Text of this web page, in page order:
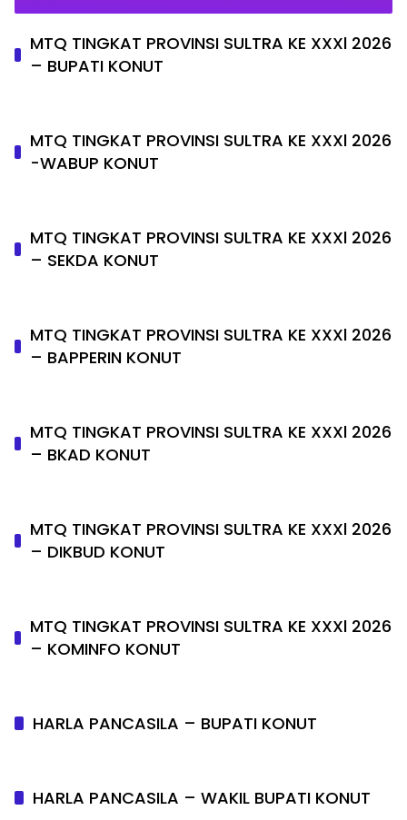
MTQ TINGKAT PROVINSI SULTRA KE XXXl 2026
– BUPATI KONUT
MTQ TINGKAT PROVINSI SULTRA KE XXXl 2026
-WABUP KONUT
MTQ TINGKAT PROVINSI SULTRA KE XXXl 2026
– SEKDA KONUT
MTQ TINGKAT PROVINSI SULTRA KE XXXl 2026
– BAPPERIN KONUT
MTQ TINGKAT PROVINSI SULTRA KE XXXl 2026
– BKAD KONUT
MTQ TINGKAT PROVINSI SULTRA KE XXXl 2026
– DIKBUD KONUT
MTQ TINGKAT PROVINSI SULTRA KE XXXl 2026
– KOMINFO KONUT
HARLA PANCASILA – BUPATI KONUT
HARLA PANCASILA – WAKIL BUPATI KONUT